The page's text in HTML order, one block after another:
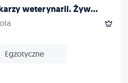
weterynarii. Żyw...
Egzotyczne